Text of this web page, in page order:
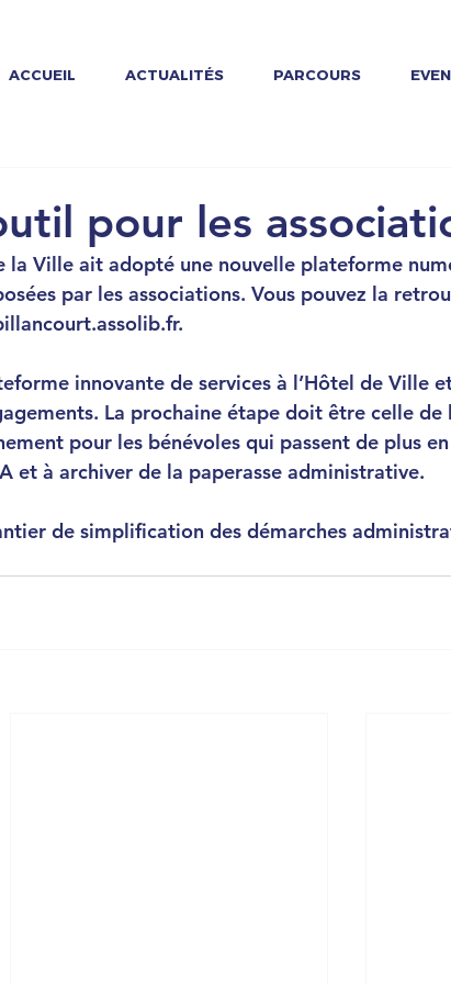
ACCUEIL ACTUALITÉS PARCOURS
pour les
la Ville ait adopté une nouvelle plateforme
par les associations. Vous pouvez la
.
innovante de services à l’Hôtel de Ville
La prochaine étape doit être celle
pour les bénévoles qui passent de plus
et à archiver de la paperasse administrative.
de simplification des démarches